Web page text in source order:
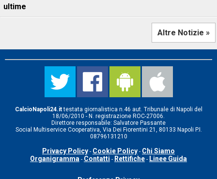
ultime
Altre Notizie »
CalcioNapoli24.ittestata giornalistica n.46 aut. Tribunale di Napoli del
18/06/2010 - N. registrazione ROC-27006.
Direttore responsabile: Salvatore Passante
Social Multiservice Cooperativa, Via Dei Fiorentini 21, 80133 Napoli P.I.
08796131210
Privacy Policy - Cookie Policy - Chi Siamo
Organigramma - Contatti - Rettifiche - Linee Guida